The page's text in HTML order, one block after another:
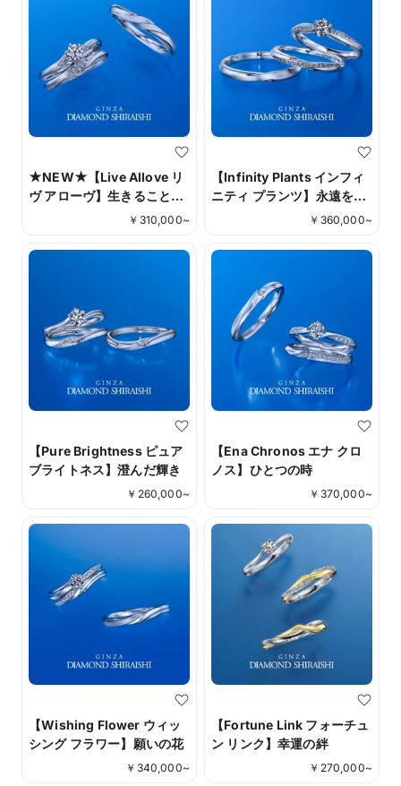
★NEW★【Live Allove リ
ヴ アローヴ】生きること
￥ 310,000~
【Infinity Plants インフィ
ニティ プランツ】永遠を繋
￥ 360,000~
【Pure Brightness ピュア
ブライトネス】澄んだ輝き
￥ 260,000~
【Ena Chronos エナ クロ
ノス】ひとつの時
￥ 370,000~
【Wishing Flower ウィッ
シング フラワー】願いの花
￥ 340,000~
【Fortune Link フォーチュ
ン リンク】幸運の絆
￥ 270,000~